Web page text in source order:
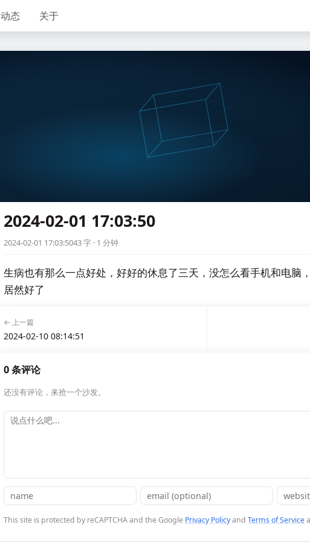
动态 关于
2024-02-01 17:03:50
2024-02-01 17:03:5043 字 · 1 分钟
生病也有那么一点好处，好好的休息了三天，没怎么看手机和电脑
居然好了
← 上一篇
2024-02-10 08:14:51
0 条评论
还没有评论，来抢一个沙发。
This site is protected by reCAPTCHA and the Google Privacy Policyand Terms of Service